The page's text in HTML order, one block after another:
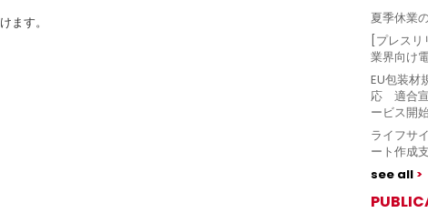
ます。
夏季休業
[プレス
業界向け
EU包装材
応 適合宣
ービス開
ライフサ
ート作成
see all